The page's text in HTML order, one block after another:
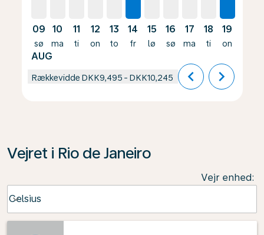
09
sø
AUG
10
ma
11
ti
12
on
13
to
14
fr
15
lø
16
sø
17
ma
18
ti
19
on
Rækkevidde DKK9,495 - DKK10,245 chevron_left chevron_right
Vejret i Rio de Janeiro
Vejr enhed:
Celsius
keyboard_arrow_down